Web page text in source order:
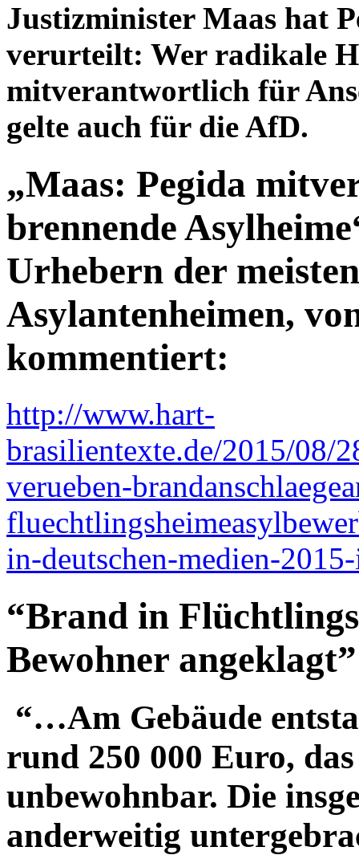
Justizminister Maas hat
verurteilt: Wer radikale
mitverantwortlich für
gelte auch für die AfD.
„Maas: Pegida
brennende
Urhebern der
Asylantenheimen,
kommentiert:
http://www.hart-
brasilientexte.de/2015/08/
verueben-
in-deutschen-medien-
“Brand in
Bewohner
“…Am Gebäude
rund 250 000 Euro,
unbewohnbar. Die
anderweitig